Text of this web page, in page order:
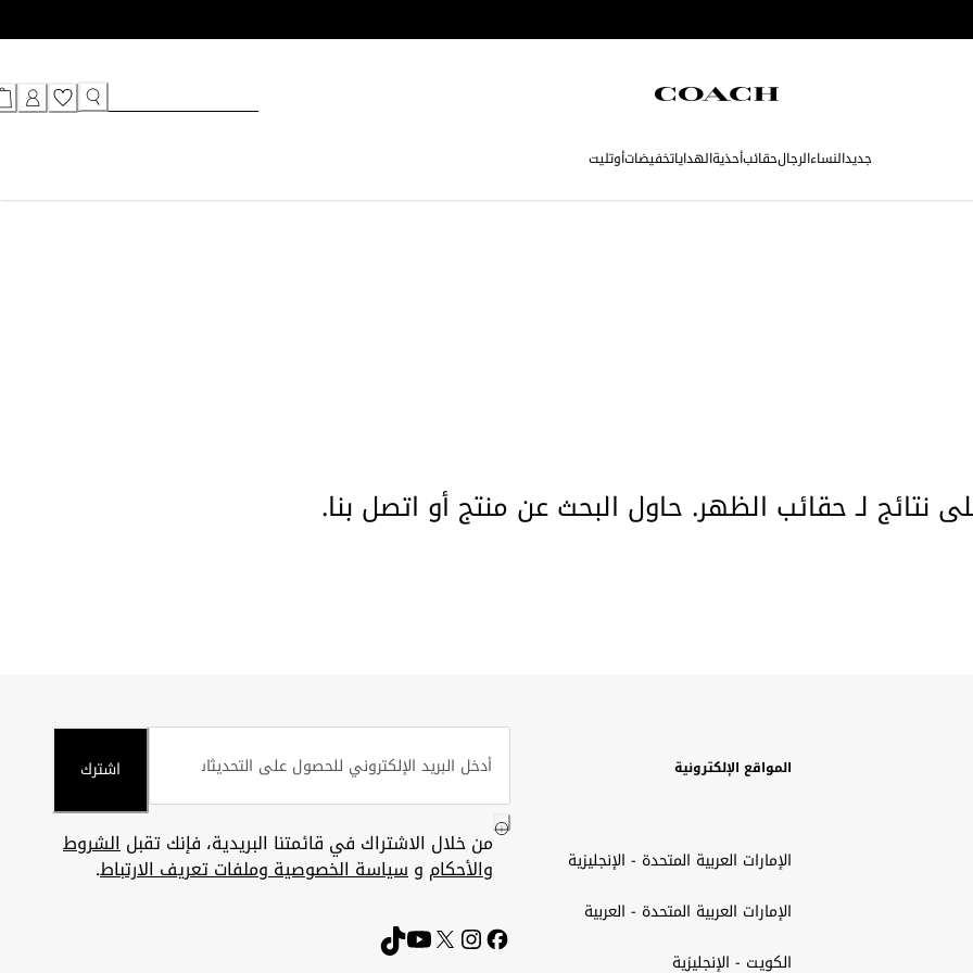
جديدالنساءالرجالحقائبأحذيةالهداياتخفيضاتأوتليت
نتائج لـ حقائب الظهر. حاول البحث عن منتج أو اتصل بنا.
المواقع الإلكترونية
الإمارات العربية المتحدة - الإنجليزية
الإمارات العربية المتحدة - العربية
الكويت - الإنجليزية
اشترك
من خلال الاشتراك في قائمتنا البريدية، فإنك تقبلالشروط
والأحكام وسياسة الخصوصية وملفات تعريف الارتباط.